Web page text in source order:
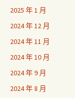
2025 年 1 月
2024 年 12 月
2024 年 11 月
2024 年 10 月
2024 年 9 月
2024 年 8 月